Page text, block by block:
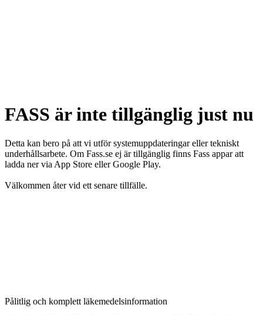
FASS är inte tillgänglig just nu
Detta kan bero på att vi utför systemuppdateringar eller tekniskt
underhållsarbete. Om Fass.se ej är tillgänglig finns Fass appar att
ladda ner via App Store eller Google Play.
Välkommen åter vid ett senare tillfälle.
Pålitlig och komplett läkemedelsinformation